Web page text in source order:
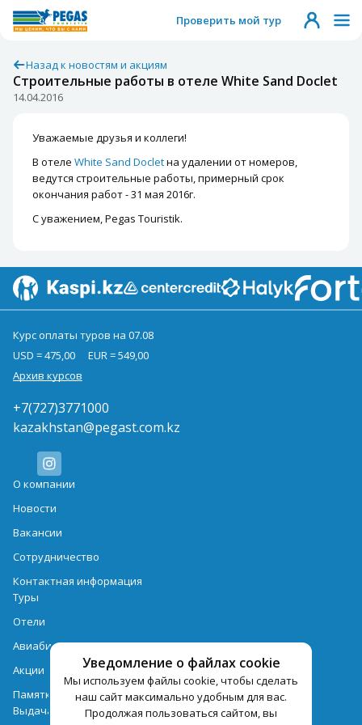
Проверить мой тур
Назад к новостям и акциям
Строительные работы в отеле White Sand Doclet
14.04.2016
Уважаемые друзья и коллеги!
В отеле White Sand Docletна удалении от номеров,
ведутся строительные работы, примерный срок
окончания работ - 31 мая 2016г.
С уважением, Pegas Touristik.
Уведомление о файлах cookie
Мы используем файлы cookie, чтобы сделать
наш сайт максимально удобным для вас.
Продолжая пользоваться сайтом, вы
Курс оплаты туров на 07.08
USD = 475,00
EUR = 549,00
Архив курсов
+7(727)3771000
kazakhstan@pegast.com.kz
О компании
Новости
Вакансии
Сотрудничество
Контактная информация
Туры
Отели
Авиабилеты
Акции
Памятка для туристов
Выдача документов